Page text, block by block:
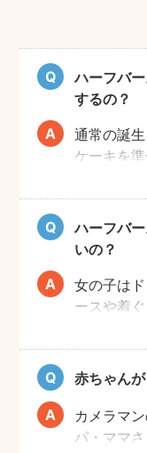
ハーフバ
するの？
通常の誕
ケーキを
ちゃんは
はケーキ
また、ご
写真映え
ハーフバ
いの？
女の子は
ースや着
の成長を
着るくら
いらっし
また、ク
とより記
赤ちゃん
カメラマ
パ・ママ